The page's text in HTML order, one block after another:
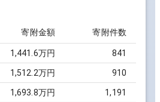
寄附金額 寄附件数
1,441.6万円 841
1,512.2万円 910
1,693.8万円 1,191